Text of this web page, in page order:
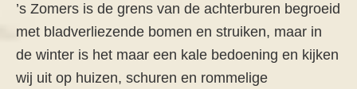
’s Zomers is de grens van de achterburen begroeid
met bladverliezende bomen en struiken, maar in
de winter is het maar een kale bedoening en kijken
wij uit op huizen, schuren en rommelige